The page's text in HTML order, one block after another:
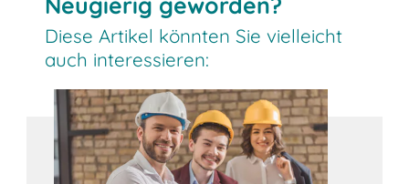
Diese Artikel könnten Sie vielleicht
auch interessieren: